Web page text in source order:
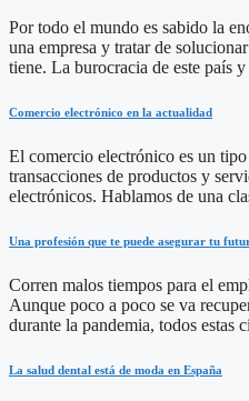
Por todo el mundo es sabido la
una empresa y tratar de
tiene. La burocracia de este país y
Comercio electrónico en la actualidad
El comercio electrónico es un
transacciones de productos y
electrónicos. Hablamos de una
Una profesión que te puede asegurar tu
Corren malos tiempos para el
Aunque poco a poco se va
durante la pandemia, todos estas
La salud dental está de moda en España